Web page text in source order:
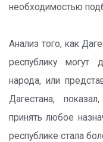
необходимостью
Анализ того, как
республику могут
народа, или
Дагестана,
принять любое
республике стала